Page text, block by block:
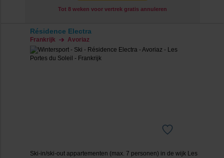
Tot 8 weken voor vertrek gratis annuleren
Résidence Electra
Frankrijk Avoriaz
Ski-in/ski-out appartementen (max. 7 personen) in de wijk Les